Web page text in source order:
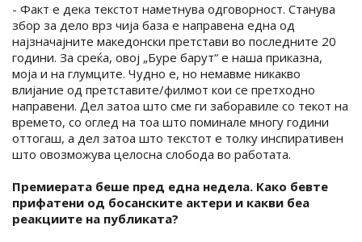
- Факт е дека текстот наметнува одговорност. Станува
збор за дело врз чија база е направена една од
најзначајните македонски претстави во последните 20
години. За среќа, овој „Буре барут“ е наша приказна,
моја и на глумците. Чудно е, но немавме никакво
влијание од претставите/филмот кои се претходно
направени. Дел затоа што сме ги заборавиле со текот на
времето, со оглед на тоа што поминале многу години
оттогаш, а дел затоа што текстот е толку инспиративен
што овозможува целосна слобода во работата.
Премиерата беше пред една недела. Како бевте
прифатени од босанските актери и какви беа
реакциите на публиката?